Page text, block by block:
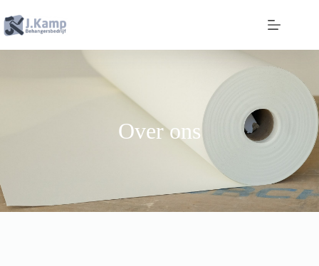
Over ons